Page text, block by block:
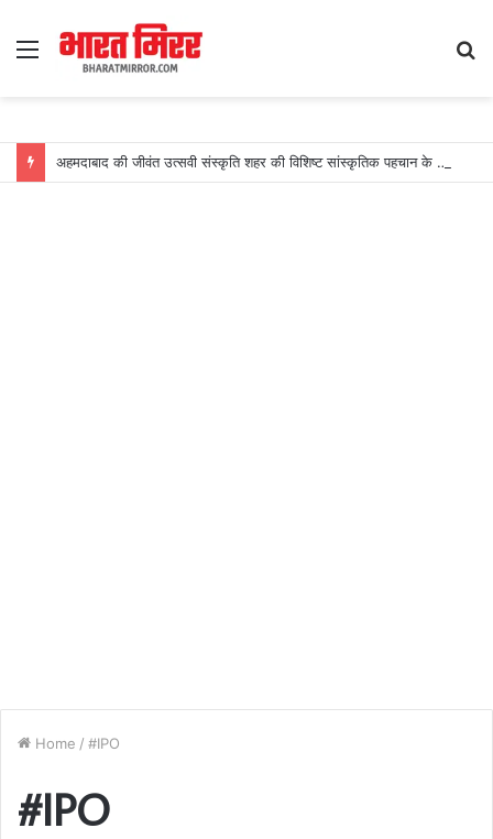
Menu
अहमदाबाद की जीवंत उत्सवी संस्कृति शहर की विशिष्ट सांस्कृतिक पहचान के रूप में उभरी: स्कायस्कैनर का खुलासा
Home / #IPO
#IPO